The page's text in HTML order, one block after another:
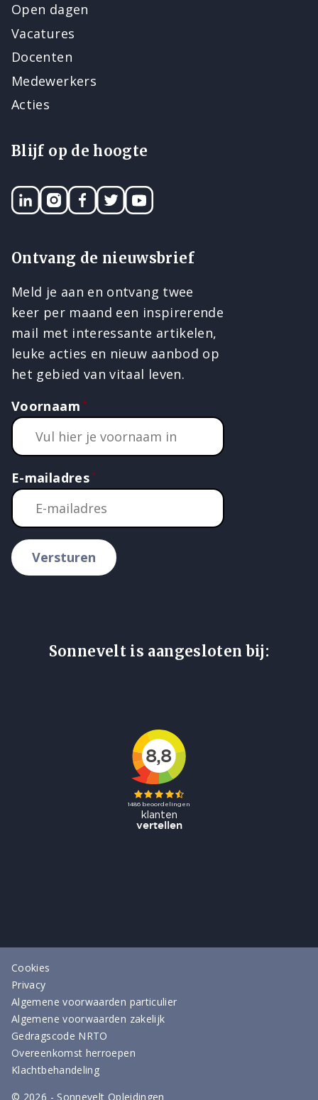
Open dagen
Vacatures
Docenten
Medewerkers
Acties
Blijf op de hoogte
LinkedINInstagram
Facebook
TwitterYouTube
Ontvang de nieuwsbrief
Meld je aan en ontvang twee
keer per maand een inspirerende
mail met interessante artikelen,
leuke acties en nieuw aanbod op
het gebied van vitaal leven.
Voornaam
E-mailadres
Versturen
Sonnevelt is aangesloten bij:
Cookies
Privacy
Algemene voorwaarden particulier
Algemene voorwaarden zakelijk
Gedragscode NRTO
Overeenkomst herroepen
Klachtbehandeling
© 2026 - Sonnevelt Opleidingen